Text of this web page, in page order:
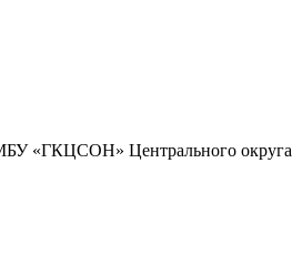
«ГКЦСОН» Центрального округа